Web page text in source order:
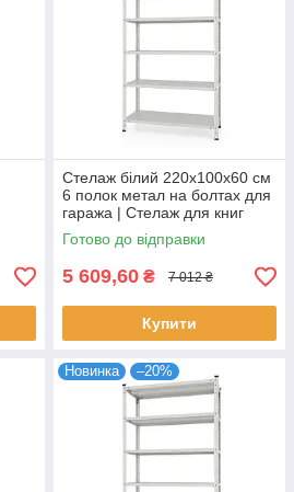
Стелаж білий 220х100х60 см
6 полок метал на болтах для
гаража | Стелаж для книг
Готово до відправки
5 609,60 ₴ 7 012 ₴
Купити
Новинка –20%